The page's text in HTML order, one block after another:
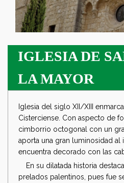
IGLESIA DE
LA MAYOR
Iglesia del siglo XII/XIII
Cisterciense. Con aspecto de
cimborrio octogonal con un
aporta una gran luminosidad al
encuentra decorado con las
En su dilatada historia
prelados palentinos, pues fue